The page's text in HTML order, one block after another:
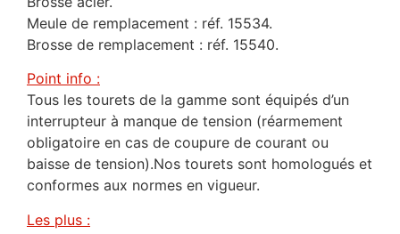
Meule de remplacement : réf. 15534.
Brosse de remplacement : réf. 15540.
Point info :
Tous les tourets de la gamme sont équipés d’un
interrupteur à manque de tension (réarmement
obligatoire en cas de coupure de courant ou
baisse de tension).Nos tourets sont homologués et
conformes aux normes en vigueur.
Les plus :